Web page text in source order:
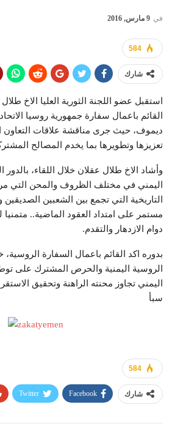
في 9 مارس, 2016
584
شارك
استقبل عضو اللجنة الثورية العليا الاخ
القائم باعمال سفارة جمهورية روسيا
ديموف، حيث جرى مناقشة علاقات التعاون
تعزيزها وتطويرها بما يخدم المصالح
وأشاد الاخ طلال عقلان خلال اللقاء،
اليمني في مختلف الظروف والمحن التي مر
التاريخية التي تجمع بين الشعبين
مستمر على امتداد العقود الماضية..
دوام الازدهار والتقدم.
بدوره اكد القائم باعمال السفارة
الروسية اليمنية والحرص المشترك على
اليمني تجاوز محنته الراهنة وتحقيق
سبأ
584
شارك Facebook
Twitter